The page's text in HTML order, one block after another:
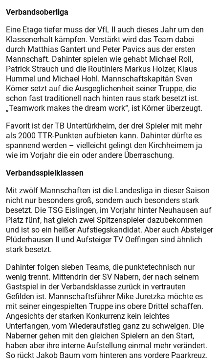
Verbandsoberliga
Eine Etage tiefer muss der VfL II auch dieses Jahr um den
Klassenerhalt kämpfen. Verstärkt wird das Team dabei
durch Matthias Gantert und Peter Pavics aus der ersten
Mannschaft. Dahinter spielen wie gehabt Michael Roll,
Patrick Strauch und die Routiniers Markus Holzer, Klaus
Hummel und Michael Hohl. Mannschaftskapitän Sven
Körner setzt auf die Ausgeglichenheit seiner Truppe, die
schon fast traditionell nach hinten raus stark besetzt ist.
„Teamwork makes the dream work“, ist Körner überzeugt.
Favorit ist der TB Untertürkheim, der drei Spieler mit mehr
als 2000 TTR-Punkten aufbieten kann. Dahinter dürfte es
spannend werden – vielleicht gelingt den Kirchheimern ja
wie im Vorjahr die ein oder andere Überraschung.
Verbandsspielklassen
Mit zwölf Mannschaften ist die Landesliga in dieser Saison
nicht nur besonders groß, sondern auch besonders stark
besetzt. Die TSG Eislingen, im Vorjahr hinter Neuhausen auf
Platz fünf, hat gleich zwei Spitzenspieler dazubekommen
und ist so ein heißer Aufstiegskandidat. Aber auch Absteiger
Plüderhausen II und Aufsteiger TV Oeffingen sind ähnlich
stark besetzt.
Dahinter folgen sieben Teams, die punktetechnisch nur
wenig trennt. Mittendrin der SV Nabern, der nach seinem
Gastspiel in der Verbandsklasse zurück in vertrauten
Gefilden ist. Mannschaftsführer Mike Juretzka möchte es
mit seiner eingespielten Truppe ins obere Drittel schaffen.
Angesichts der starken Konkurrenz kein leichtes
Unterfangen, vom Wiederaufstieg ganz zu schweigen. Die
Naberner gehen mit den gleichen Spielern an den Start,
haben aber ihre interne Aufstellung einmal mehr verändert.
So rückt Jakob Baum vom hinteren ans vordere Paarkreuz.